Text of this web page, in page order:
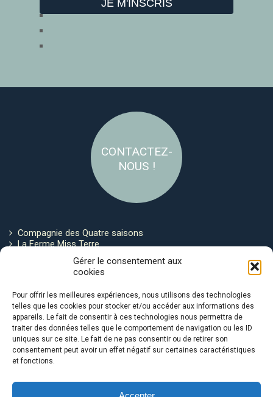
Gérer le consentement aux
cookies
Pour offrir les meilleures expériences, nous utilisons des technologies
telles que les cookies pour stocker et/ou accéder aux informations des
appareils. Le fait de consentir à ces technologies nous permettra de
traiter des données telles que le comportement de navigation ou les ID
uniques sur ce site. Le fait de ne pas consentir ou de retirer son
consentement peut avoir un effet négatif sur certaines caractéristiques
et fonctions.
CONTACTEZ-
NOUS !
Compagnie des Quatre saisons
La Ferme Miss Terre
Politique de cookies
Avec le soutien de :